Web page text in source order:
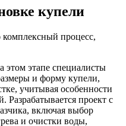
купели
комплексный процесс,
этом этапе специалисты
и форму купели,
учитывая особенности
проект с
включая выбор
и очистки воды,